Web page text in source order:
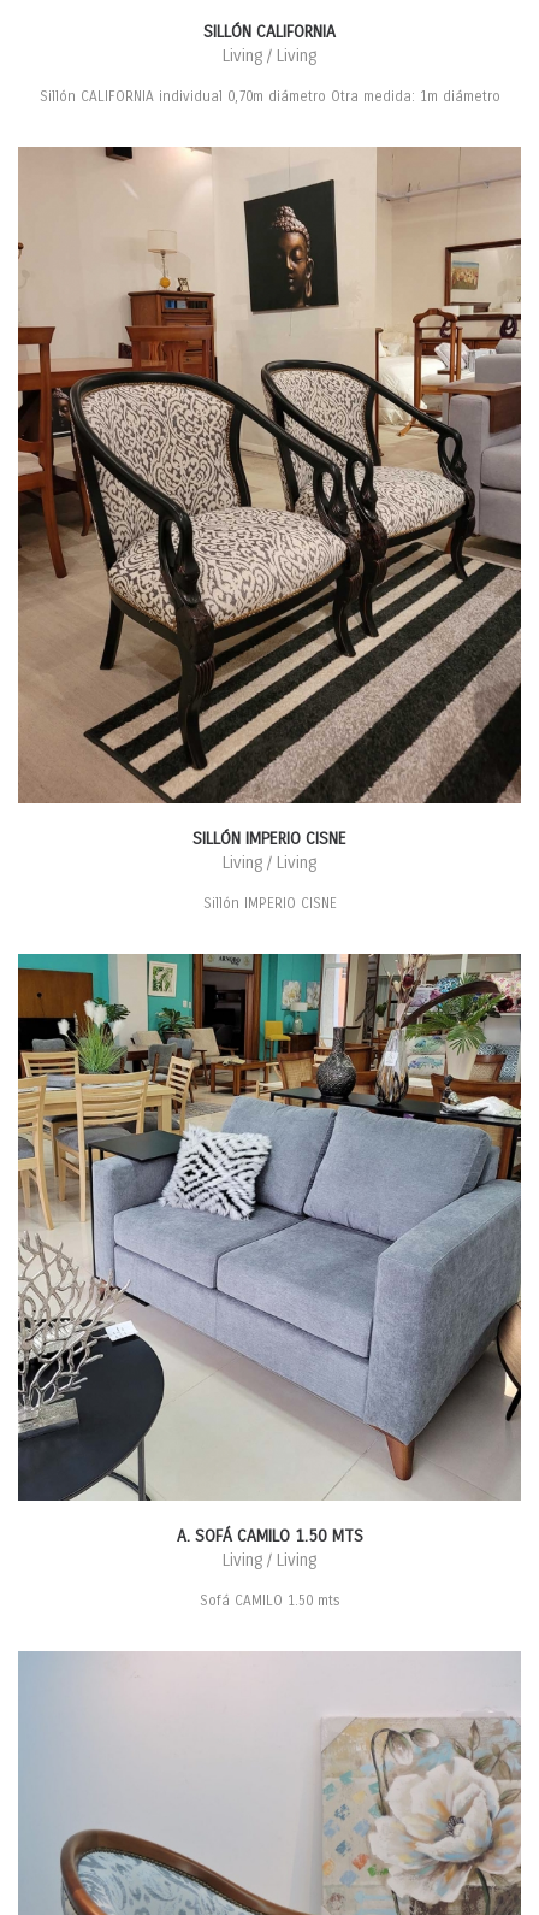
SILLÓN CALIFORNIA
Living / Living
Sillón CALIFORNIA individual 0,70m diámetro Otra medida: 1m diámetro
SILLÓN IMPERIO CISNE
Living / Living
Sillón IMPERIO CISNE
A. SOFÁ CAMILO 1.50 MTS
Living / Living
Sofá CAMILO 1.50 mts